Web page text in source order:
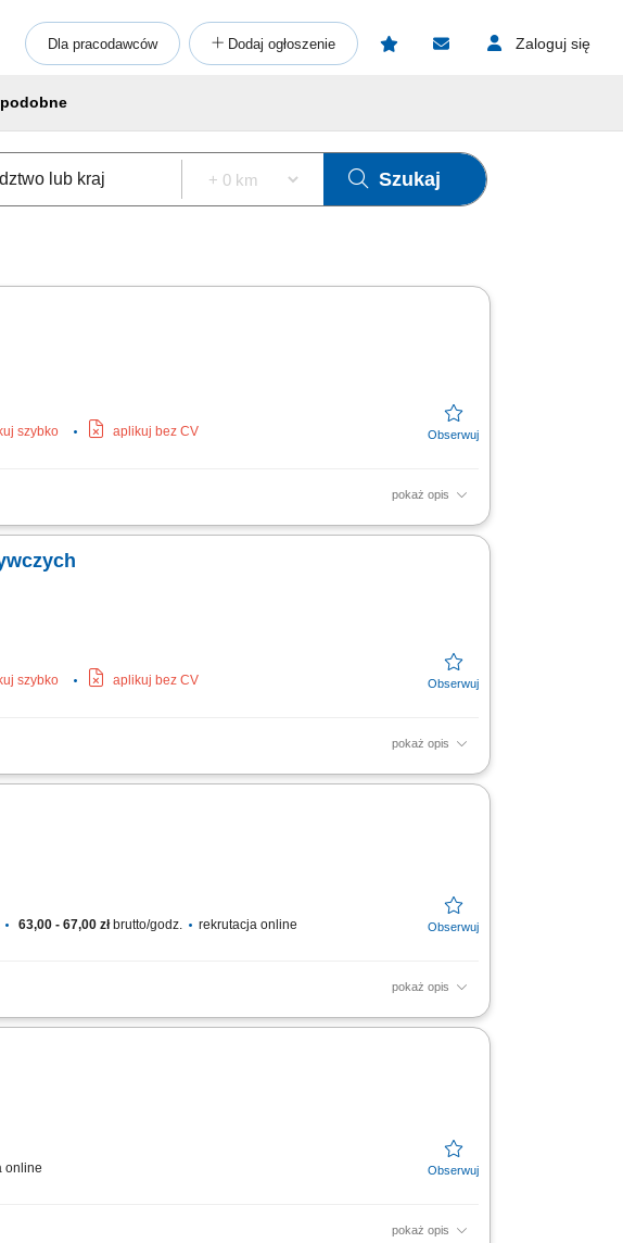
Dla pracodawców Dodaj ogłoszenie Zaloguj się
Szukaj
szybko aplikuj bez CV
pokaż opis
oraz pakowanie asortymentu roślinnego według wytycznych
szybko aplikuj bez CV
pokaż opis
i przygotowywanie bakalii, orzechów oraz słodyczy;
63,00 - 67,00 złbrutto/godz. rekrutacja online
pokaż opis
i powlekanie orzechów oraz ziaren przygotowanymi
online
pokaż opis